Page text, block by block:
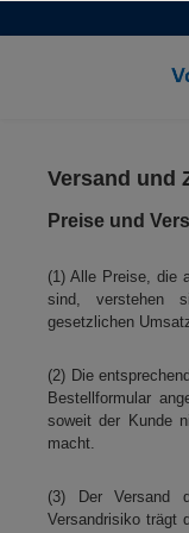
Versand und
Preise und
(1) Alle Preise, die
sind, verstehen
gesetzlichen
(2) Die
Bestellformular
soweit der Kunde
macht.
(3) Der Versand
Versandrisiko trägt